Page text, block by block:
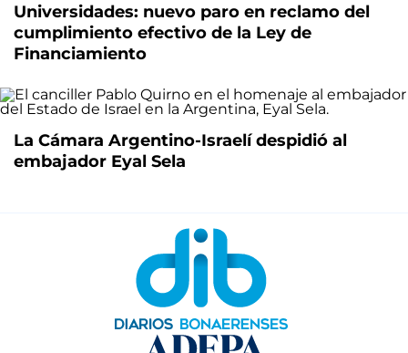
Universidades: nuevo paro en reclamo del
cumplimiento efectivo de la Ley de
Financiamiento
La Cámara Argentino-Israelí despidió al
embajador Eyal Sela